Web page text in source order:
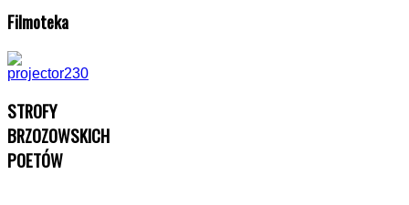
Filmoteka
STROFY
BRZOZOWSKICH
POETÓW